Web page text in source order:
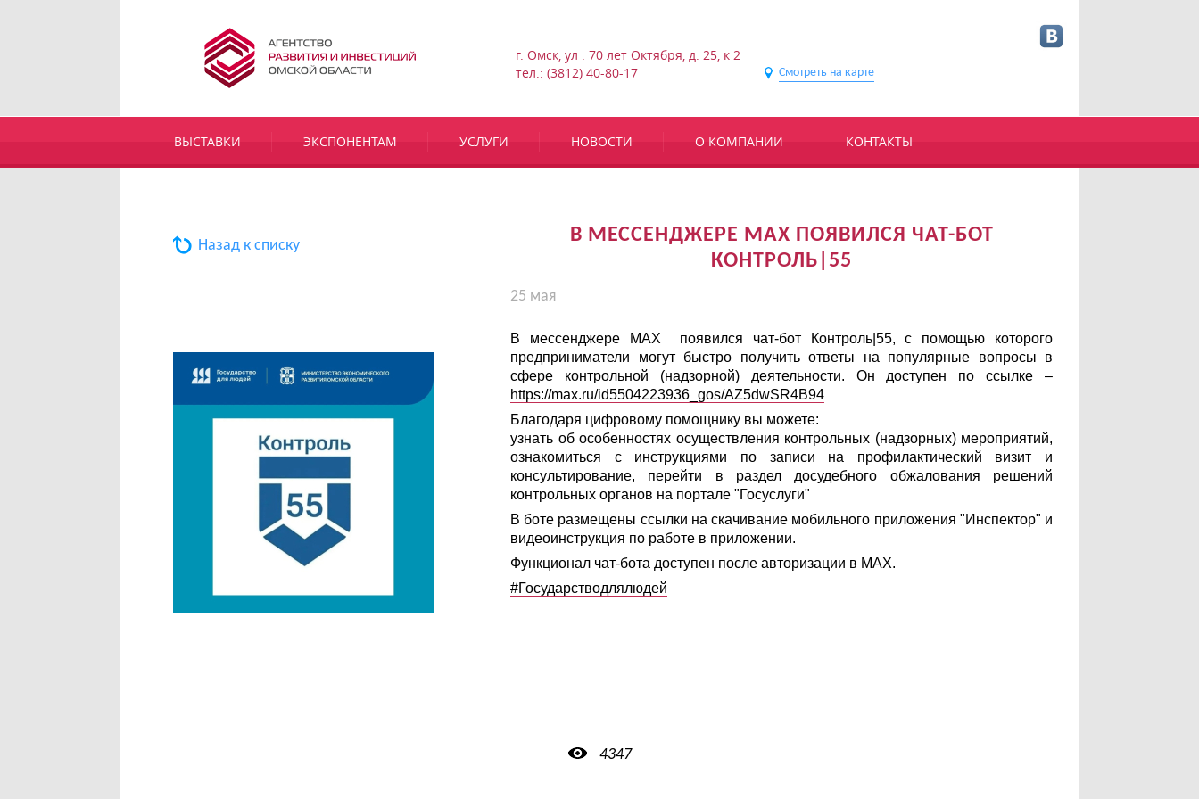
г. Омск, ул . 70 лет Октября, д. 25, к 2
тел.: (3812) 40-80-17
Смотреть на карте
ВЫСТАВКИ ЭКСПОНЕНТАМ УСЛУГИ НОВОСТИ О КОМПАНИИ КОНТАКТЫ
Назад к списку
В МЕССЕНДЖЕРЕ МАХ ПОЯВИЛСЯ ЧАТ-БОТ
КОНТРОЛЬ|55
25 мая
В мессенджере МАХ появился чат-бот Контроль|55, с помощью которого
предприниматели могут быстро получить ответы на популярные вопросы в
сфере контрольной (надзорной) деятельности. Он доступен по ссылке –
https://max.ru/id5504223936_gos/AZ5dwSR4B94
Благодаря цифровому помощнику вы можете:
узнать об особенностях осуществления контрольных (надзорных) мероприятий,
ознакомиться с инструкциями по записи на профилактический визит и
консультирование, перейти в раздел досудебного обжалования решений
контрольных органов на портале "Госуслуги"
В боте размещены ссылки на скачивание мобильного приложения "Инспектор" и
видеоинструкция по работе в приложении.
Функционал чат-бота доступен после авторизации в МАХ.
#Государстводлялюдей
4347